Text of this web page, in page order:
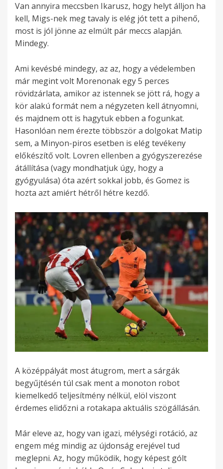
Van annyira meccsben Ikarusz, hogy helyt álljon ha
kell, Migs-nek meg tavaly is elég jót tett a pihenő,
most is jól jönne az elmúlt pár meccs alapján.
Mindegy.
Ami kevésbé mindegy, az az, hogy a védelemben
már megint volt Morenonak egy 5 perces
rövidzárlata, amikor az istennek se jött rá, hogy a
kör alakú formát nem a négyzeten kell átnyomni,
és majdnem ott is hagytuk ebben a fogunkat.
Hasonlóan nem érezte többször a dolgokat Matip
sem, a Minyon-piros esetben is elég tevékeny
előkészítő volt. Lovren ellenben a gyógyszerezése
átállítása (vagy mondhatjuk úgy, hogy a
gyógyulása) óta azért sokkal jobb, és Gomez is
hozta azt amiért hétről hétre kezdő.
A középpályát most átugrom, mert a sárgák
begyűjtésén túl csak ment a monoton robot
kiemelkedő teljesítmény nélkül, elöl viszont
érdemes elidőzni a rotakapa aktuális szögállásán.
Már eleve az, hogy van igazi, mélységi rotáció, az
engem még mindig az újdonság erejével tud
meglepni. Az, hogy működik, hogy képest gólt